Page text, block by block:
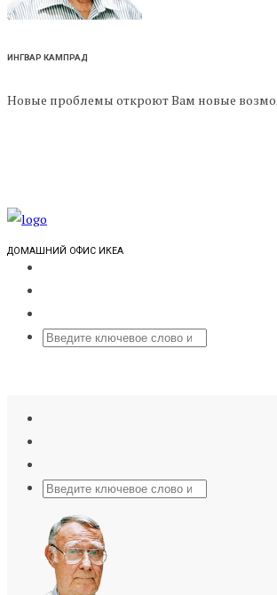
ИНГВАР КАМПРАД
Новые проблемы откроют Вам новые
ДОМАШНИЙ ОФИС ИКЕА